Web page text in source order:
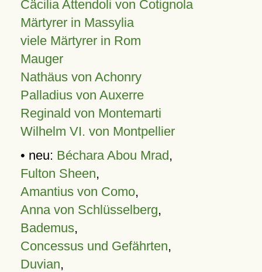
Cäcilia Attendoli von Cotignola
Märtyrer in Massylia
viele Märtyrer in Rom
Mauger
Nathäus von Achonry
Palladius von Auxerre
Reginald von Montemarti
Wilhelm VI. von Montpellier
• neu: Béchara Abou Mrad,
Fulton Sheen,
Amantius von Como,
Anna von Schlüsselberg,
Bademus,
Concessus und Gefährten,
Duvian,